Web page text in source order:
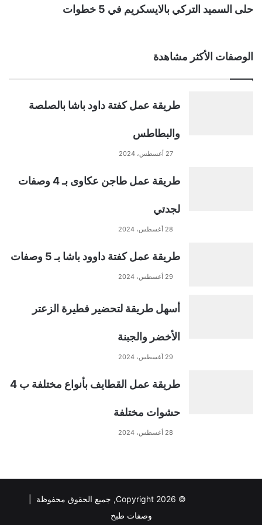
حلى السميد التركي بالايسكريم في 5 خطوات
الوصفات الأكثر مشاهدة
طريقة عمل كفتة داود باشا بالصلصة
والبطاطس
27 أغسطس، 2024
طريقة عمل طاجن عكاوى بـ 4 وصفات
لجدتي
28 أغسطس، 2024
طريقة عمل كفتة داوود باشا بـ 5 وصفات
29 أغسطس، 2024
أسهل طريقة لتحضير فطيرة الزعتر
الأخضر والجبنة
29 أغسطس، 2024
طريقة عمل القطايف بأنواع مختلفة ب 4
حشوات مختلفة
28 أغسطس، 2024
© Copyright 2026, جميع الحقوق محفوظة |
وصفات طبخ